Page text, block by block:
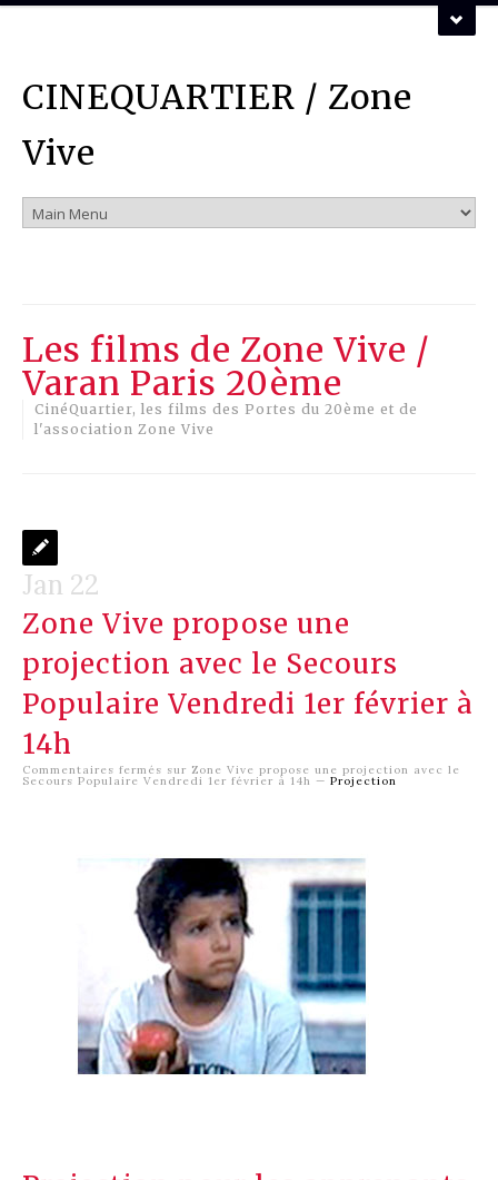
Vous pouvez nous contacter par mail : mail
CINEQUARTIER / Zone
Vive
Les films de Zone Vive /
Varan Paris 20ème
CinéQuartier, les films des Portes du 20ème et de
l'association Zone Vive
Jan 22
Zone Vive propose une
projection avec le Secours
Populaire Vendredi 1er février à
14h
Commentaires fermés sur Zone Vive propose une projection avec le
Secours Populaire Vendredi 1er février à 14h — Projection